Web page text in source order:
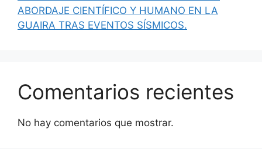
ABORDAJE CIENTÍFICO Y HUMANO EN LA
GUAIRA TRAS EVENTOS SÍSMICOS.
Comentarios recientes
No hay comentarios que mostrar.